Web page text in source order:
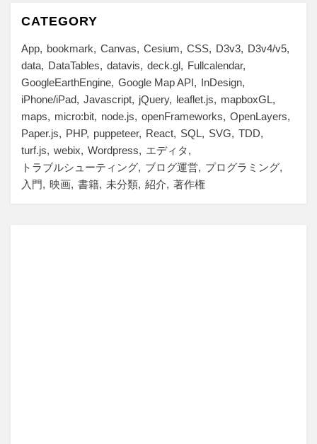
CATEGORY
App bookmark Canvas Cesium CSS D3v3
D3v4/v5
data
DataTables datavis deck.gl
Fullcalendar
GoogleEarthEngine Google Map API
InDesign
iPhone/iPad Javascript jQuery leaflet.js
mapboxGL
maps
micro:bit node.js openFrameworks
OpenLayers
Paper.js
PHP puppeteer React SQL SVG
TDD
turf.js
webix Wordpress
エディタ
トラブルシューティング
ブログ運営
プログラミング
入門
映画 書籍 未分類 紹介 著作権